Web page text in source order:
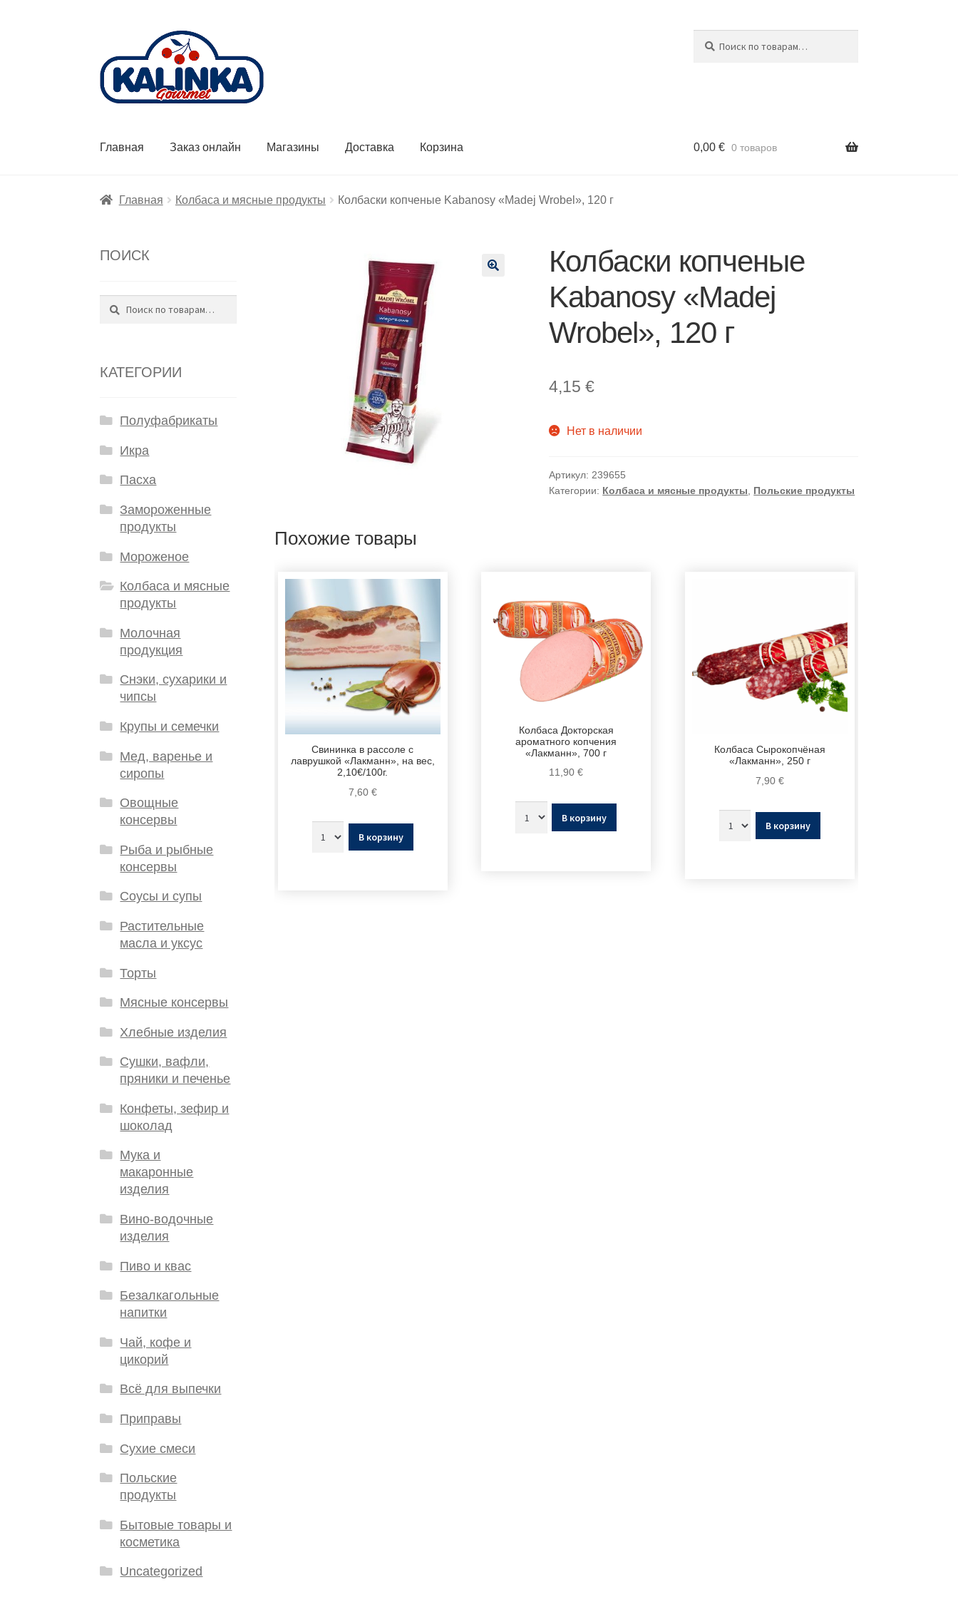
навигации
содержимому
Главная Заказ онлайн Магазины Доставка Корзина 0,00 € 0 товаров
Главная Колбаса и мясные продукты Колбаски копченые Kabanosy «Madej Wrobel», 120 г
Колбаски копченые
Kabanosy «Madej
Wrobel», 120 г
4,15€
Нет в наличии
Артикул: 239655
Категории: Колбаса и мясные продукты Польские продукты
Похожие товары
Свининка в рассоле с
лаврушкой «Лакманн», на вес,
2,10€/100г.
7,60 €
В корзину
Колбаса Докторская
ароматного копчения
«Лакманн», 700 г
11,90€
В корзину
Колбаса Сырокопчёная
«Лакманн», 250 г
7,90 €
В корзину
ПОИСК
Искать:
Поиск
КАТЕГОРИИ
Полуфабрикаты
Икра
Пасха
Замороженные
продукты
Мороженое
Колбаса и мясные
продукты
Молочная
продукция
Снэки, сухарики и
чипсы
Крупы и семечки
Мед, варенье и
сиропы
Овощные
консервы
Рыба и рыбные
консервы
Соусы и супы
Растительные
масла и уксус
Торты
Мясные консервы
Хлебные изделия
Сушки, вафли,
пряники и печенье
Конфеты, зефир и
шоколад
Мука и
макаронные
изделия
Вино-водочные
изделия
Пиво и квас
Безалкагольные
напитки
Чай, кофе и
цикорий
Всё для выпечки
Приправы
Сухие смеси
Польские
продукты
Бытовые товары и
косметика
Uncategorized